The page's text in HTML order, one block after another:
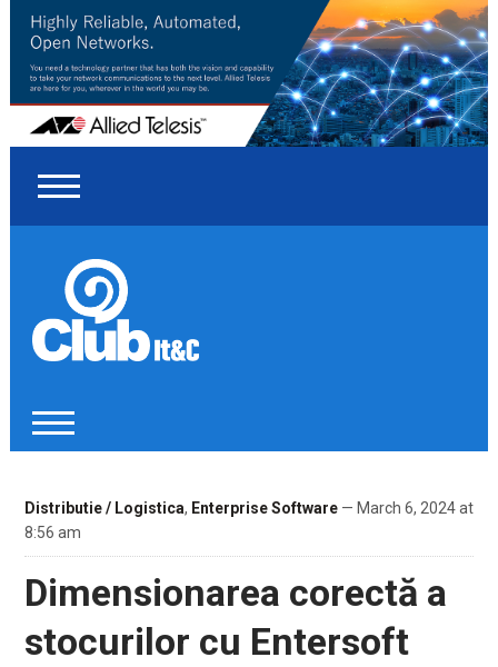
Distributie / Logistica, Enterprise Software— March 6, 2024 at
8:56 am
Dimensionarea corectă a
stocurilor cu Entersoft